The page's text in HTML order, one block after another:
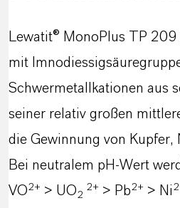
Lewatit® MonoPlus TP 209
mit
Schwermetallkationen aus
seiner relativ großen
die Gewinnung von Kupfer,
Bei neutralem pH-Wert
VO2+ > UO2
2+ > Pb2+ > Ni